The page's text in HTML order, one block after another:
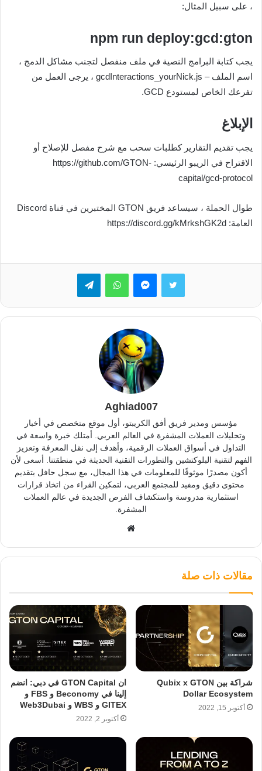
، على سبيل المثال:
npm run deploy:gcd:gton
يجب كتابة البرامج النصية في ملف منفصل لتجنب مشاكل الدمج ،
اسم الملف – gcdInteractions_yourNick.js ، يرجى العمل من
تفرعك الخاص لمستودع GCD.
الإبلاغ
يجب تقديم التقارير كطلبات سحب مع شرح مفصل للإصلاح أو
الاقتراح في الريبو الرئيسي: https://github.com/GTON-
capital/gcd-protocol
طوال الحملة ، سيساعد فريق GTON المختبرين في قناة Discord
العامة: https://discord.gg/kMrkshGK2d
تويتر ماسنجرواتساب تيلقرام
Aghiad007
مؤسس ومدير فريق أفق الكريبتو، أول موقع متخصص في أخبار
وتحليلات العملات المشفرة في العالم العربي. أمتلك خبرة واسعة في
التداول في أسواق العملات الرقمية، وأهدف إلى نقل المعرفة وتعزيز
الفهم لتقنية البلوكتشين والتطورات التقنية الحديثة في منطقتنا. أسعى لأن
أكون مصدرًا موثوقًا للمعلومات في هذا المجال، مع سجل حافل بتقديم
محتوى دقيق ومفيد للمجتمع العربي، لتمكين القراء من اتخاذ قرارات
استثمارية مدروسة واستكشاف الفرص الجديدة في عالم العملات
المشفرة.
مقالات ذات صلة
شراكة بين Qubix x GTON
Dollar Ecosystem
أكتوبر 15, 2022
ان GTON Capital في دبي: انضم
إلينا في Beconomy و FBS و
GITEX و WBS و Web3Dubai
أكتوبر 2, 2022